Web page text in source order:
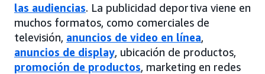
las audiencias. La publicidad deportiva viene en
muchos formatos, como comerciales de
televisión, anuncios de video en línea,
anuncios de display, ubicación de productos,
promoción de productos, marketing en redes